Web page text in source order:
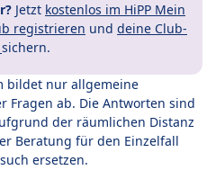
Jetzt kostenlos im HiPP Mein
registrieren und deine Club-
sichern.
bildet nur allgemeine
ab. Die Antworten sind
der räumlichen Distanz
Beratung für den Einzelfall
ersetzen.